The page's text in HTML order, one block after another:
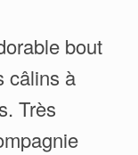
bout
câlins à
Très